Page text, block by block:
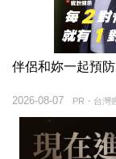
伴侶和妳一起預
PR・台灣
2026-08-07